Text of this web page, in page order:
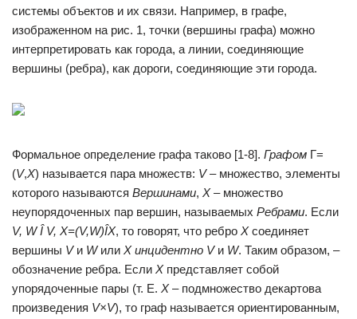
системы объектов и их связи. Например, в графе,
изображенном на рис. 1, точки (вершины графа) можно
интерпретировать как города, а линии, соединяющие
вершины (ребра), как дороги, соединяющие эти города.
Формальное определение графа таково [1-8]. Графом Г=
(V,X) называется пара множеств: V– множество, элементы
которого называются Вершинами, X– множество
неупорядоченных пар вершин, называемых Ребрами. Если
V, W Î V, X=(V,W)ÎX, то говорят, что ребро Xсоединяет
вершины Vи Wили X инцидентно Vи W. Таким образом, –
обозначение ребра. Если Хпредставляет собой
упорядоченные пары (т. Е. X– подмножество декартова
произведения V×V), то граф называется ориентированным,